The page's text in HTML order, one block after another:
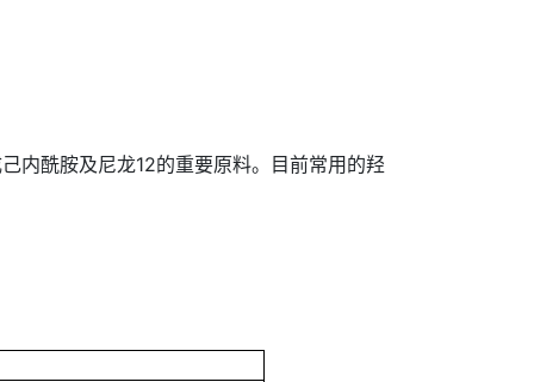
酰胺及尼龙12的重要原料。目前常用的羟